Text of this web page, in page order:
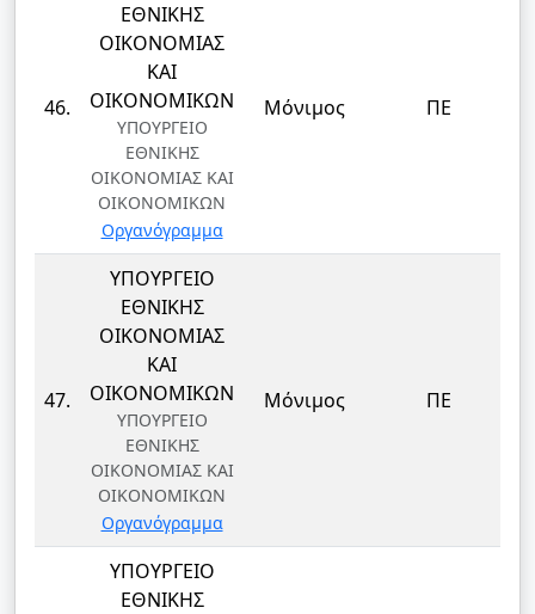
46.
ΕΘΝΙΚΗΣ
ΟΙΚΟΝΟΜΙΑΣ
ΚΑΙ
ΟΙΚΟΝΟΜΙΚΩΝ
ΥΠΟΥΡΓΕΙΟ
ΕΘΝΙΚΗΣ
ΟΙΚΟΝΟΜΙΑΣ ΚΑΙ
ΟΙΚΟΝΟΜΙΚΩΝ
Οργανόγραμμα
Μόνιμος ΠΕ
47.
ΥΠΟΥΡΓΕΙΟ
ΕΘΝΙΚΗΣ
ΟΙΚΟΝΟΜΙΑΣ
ΚΑΙ
ΟΙΚΟΝΟΜΙΚΩΝ
ΥΠΟΥΡΓΕΙΟ
ΕΘΝΙΚΗΣ
ΟΙΚΟΝΟΜΙΑΣ ΚΑΙ
ΟΙΚΟΝΟΜΙΚΩΝ
Οργανόγραμμα
Μόνιμος ΠΕ
ΥΠΟΥΡΓΕΙΟ
ΕΘΝΙΚΗΣ